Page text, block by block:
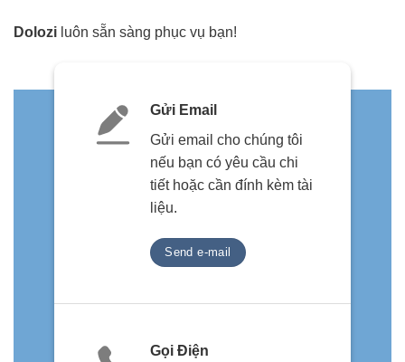
Dolozi luôn sẵn sàng phục vụ bạn!
Gửi Email
Gửi email cho chúng tôi
nếu bạn có yêu cầu chi
tiết hoặc cần đính kèm tài
liệu.
Send e-mail
Gọi Điện